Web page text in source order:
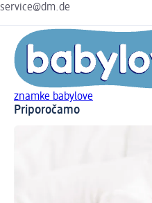
service@dm.de
znamke babylove
Priporočamo